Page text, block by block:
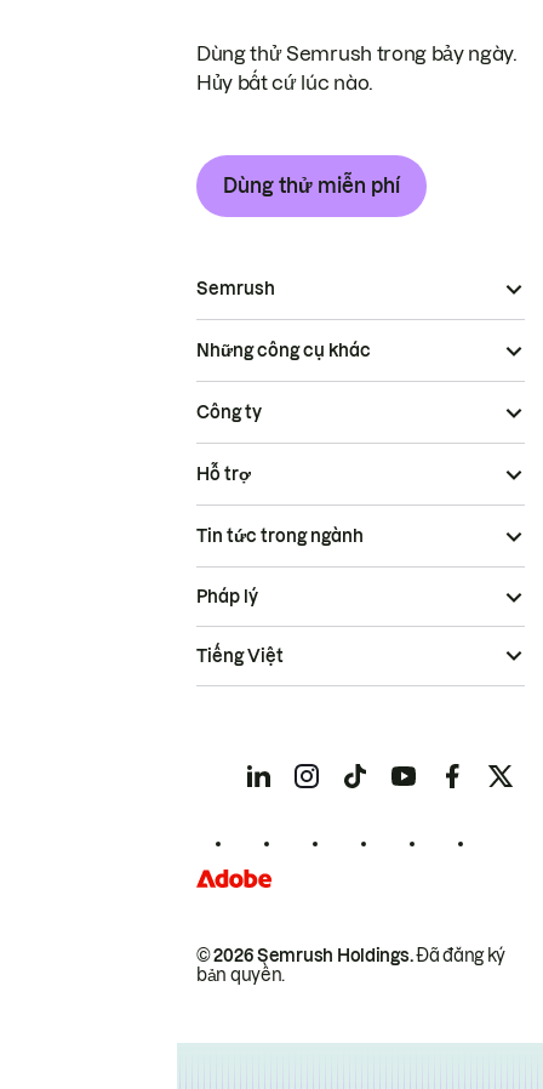
Dùng thử Semrush trong bảy ngày.
Hủy bất cứ lúc nào.
Dùng thử miễn phí
Semrush
Những công cụ khác
Công ty
Hỗ trợ
Tin tức trong ngành
© 2026 Semrush Holdings.Đã đăng ký
bản quyền.
Pháp lý
Tiếng Việt